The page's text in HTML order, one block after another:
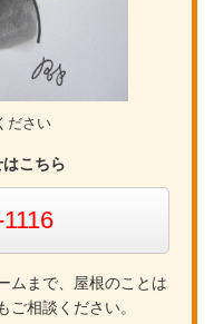
ださい
こちら
ムまで、屋根のことは
ご相談ください。